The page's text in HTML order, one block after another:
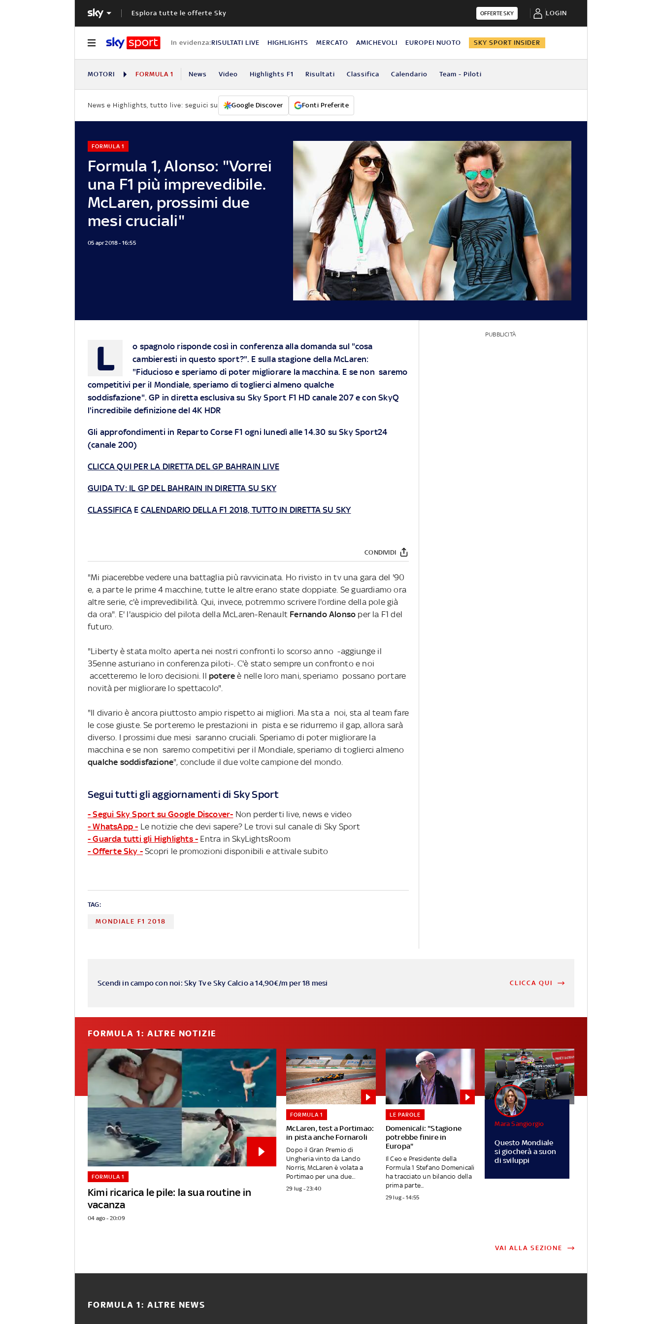
Esplora tutte le offerte Sky OFFERTE SKY LOGIN
In evidenza:RISULTATI LIVE HIGHLIGHTS MERCATO AMICHEVOLI EUROPEI NUOTO SKY SPORT INSIDER
MOTORI FORMULA 1 News Video Highlights F1 Risultati Classifica Calendario Team - Piloti
News e Highlights, tutto live: seguici su Google Discover Fonti Preferite
Formula 1, Alonso: "Vorrei
una F1 più imprevedibile.
McLaren, prossimi due
mesi cruciali"
FORMULA 1
05 apr 2018 - 16:55
L
o spagnolo risponde così in conferenza alla domanda sul "cosa
cambieresti in questo sport?". E sulla stagione della McLaren:
"Fiducioso e speriamo di poter migliorare la macchina. E se non saremo
competitivi per il Mondiale, speriamo di toglierci almeno qualche
soddisfazione". GP in diretta esclusiva su Sky Sport F1 HD canale 207 e con SkyQ
l'incredibile definizione del 4K HDR
Gli approfondimenti in Reparto Corse F1 ogni lunedì alle 14.30 su Sky Sport24
(canale 200)
CLICCA QUI PER LA DIRETTA DEL GP BAHRAIN LIVE
GUIDA TV: IL GP DEL BAHRAIN IN DIRETTA SU SKY
CLASSIFICA E CALENDARIO DELLA F1 2018, TUTTO IN DIRETTA SU SKY
CONDIVIDI
"Mi piacerebbe vedere una battaglia più ravvicinata. Ho rivisto in tv una gara del '90
e, a parte le prime 4 macchine, tutte le altre erano state doppiate. Se guardiamo ora
altre serie, c'è imprevedibilità. Qui, invece, potremmo scrivere l'ordine della pole già
da ora". E' l'auspicio del pilota della McLaren-Renault Fernando Alonso per la F1 del
futuro.
"Liberty è stata molto aperta nei nostri confronti lo scorso anno -aggiunge il
35enne asturiano in conferenza piloti-. C'è stato sempre un confronto e noi
accetteremo le loro decisioni. Il potere è nelle loro mani, speriamo possano portare
novità per migliorare lo spettacolo".
"Il divario è ancora piuttosto ampio rispetto ai migliori. Ma sta a noi, sta al team fare
le cose giuste. Se porteremo le prestazioni in pista e se ridurremo il gap, allora sarà
diverso. I prossimi due mesi saranno cruciali. Speriamo di poter migliorare la
macchina e se non saremo competitivi per il Mondiale, speriamo di toglierci almeno
qualche soddisfazione", conclude il due volte campione del mondo.
Segui tutti gli aggiornamenti di Sky Sport
- Segui Sky Sport su Google Discover- Non perderti live, news e video
- WhatsApp - Le notizie che devi sapere? Le trovi sul canale di Sky Sport
- Guarda tutti gli Highlights - Entra in SkyLightsRoom
- Offerte Sky - Scopri le promozioni disponibili e attivale subito
TAG:
MONDIALE F1 2018
PUBBLICITÀ
Scendi in campo con noi: Sky Tv e Sky Calcio a 14,90€/m per 18 mesi CLICCA QUI
FORMULA 1: ALTRE NOTIZIE
Kimi ricarica le pile: la sua routine in
vacanza
FORMULA 1
04 ago - 20:09
McLaren, test a Portimao:
in pista anche Fornaroli
FORMULA 1
Dopo il Gran Premio di
Ungheria vinto da Lando
Norris, McLaren è volata a
Portimao per una due...
29 lug - 23:40
Domenicali: "Stagione
potrebbe finire in
Europa"
LE PAROLE
Il Ceo e Presidente della
Formula 1 Stefano Domenicali
ha tracciato un bilancio della
prima parte...
29 lug - 14:55
Questo Mondiale
si giocherà a suon
di sviluppi
Mara Sangiorgio
VAI ALLA SEZIONE
FORMULA 1: ALTRE NEWS